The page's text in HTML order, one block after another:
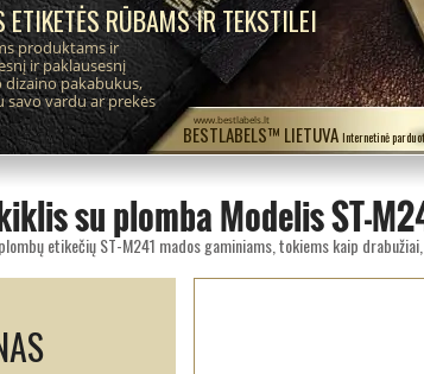
BESTLABELS™ LIETUVA Internetinė
www.bestlabels.lt
ETIKETĖS RŪBAMS IR TEKSTILEI
produktams ir
ir paklausesnį
pakabukus,
savo vardu ar prekės
su plomba Modelis ST-